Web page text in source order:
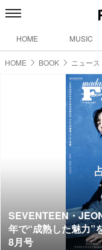
HOME MUSIC
HOME BOOK ニュース
SEVENTEEN・
年で“成熟した魅力”
8月号